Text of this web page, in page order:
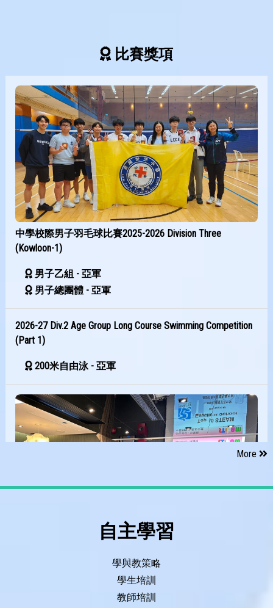
比賽獎項
中學校際男子羽毛球比賽2025-2026 Division Three
(Kowloon-1)
男子乙組 - 亞軍
男子總團體 - 亞軍
2026-27 Div.2 Age Group Long Course Swimming Competition
(Part 1)
200米自由泳 - 亞軍
第八屆大灣區數字教育STEAM卓越奬2026(香港)
More
自主學習
學與教策略
學生培訓
教師培訓